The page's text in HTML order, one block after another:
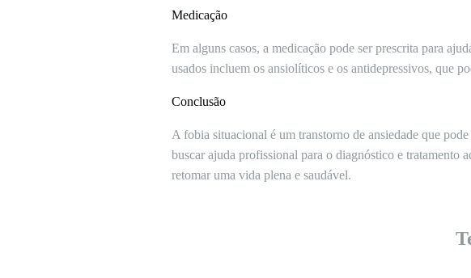
Medicação
Em alguns casos, a medicação pode ser prescrita para
usados incluem os ansiolíticos e os antidepressivos, que
Conclusão
A fobia situacional é um transtorno de ansiedade que
buscar ajuda profissional para o diagnóstico e tratamento
retomar uma vida plena e saudável.